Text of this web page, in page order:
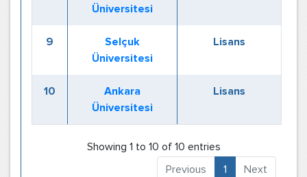
Üniversitesi
9
Selçuk
Üniversitesi
Lisans
10
Ankara
Üniversitesi
Lisans
Showing 1 to 10 of 10 entries
Previous
1 Next